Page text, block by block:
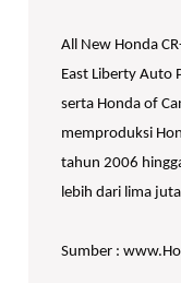
All New Honda
East Liberty Auto
serta Honda of
memproduksi
tahun 2006
lebih dari lima
Sumber :